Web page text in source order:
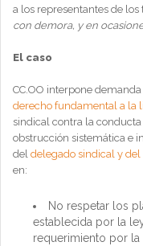
a los representantes de los
con demora, y en
El caso
CC.OO interpone
derecho fundamental a la
sindical contra la
obstrucción sistemática e
del delegado sindical y
en:
No respetar los
establecida por la
requerimiento por la